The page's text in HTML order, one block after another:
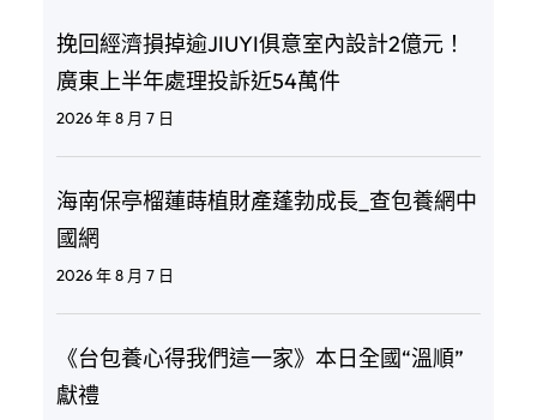
挽回經濟損掉逾JIUYI俱意室內設計2億元！
廣東上半年處理投訴近54萬件
2026 年 8 月 7 日
海南保亭榴蓮蒔植財產蓬勃成長_查包養網中
國網
2026 年 8 月 7 日
《台包養心得我們這一家》本日全國“溫順”
獻禮